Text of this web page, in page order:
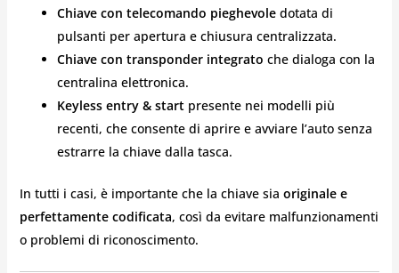
Chiave con telecomando pieghevoledotata di
pulsanti per apertura e chiusura centralizzata.
Chiave con transponder integrato che dialoga con la
centralina elettronica.
Keyless entry & startpresente nei modelli più
recenti, che consente di aprire e avviare l’auto senza
estrarre la chiave dalla tasca.
In tutti i casi, è importante che la chiave sia originale e
perfettamente codificata, così da evitare malfunzionamenti
o problemi di riconoscimento.